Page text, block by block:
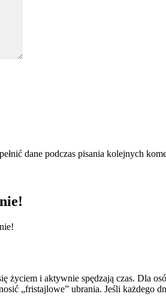
dane podczas pisania kolejnych
i aktywnie spędzają czas. Dla
„fristajlowe” ubrania. Jeśli każdego